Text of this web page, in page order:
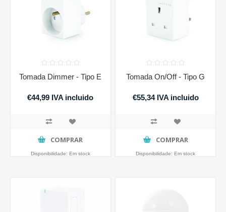
Tomada Dimmer - Tipo E
€44,99 IVA incluido
COMPRAR
Disponibilidade: Em stock
Tomada On/Off - Tipo G
€55,34 IVA incluido
COMPRAR
Disponibilidade: Em stock